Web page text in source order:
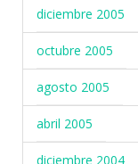
diciembre 2005
octubre 2005
agosto 2005
abril 2005
diciembre 2004